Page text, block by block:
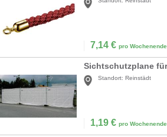
7,14 € pro Wochenende
Standort: Reinstädt
1,19 € pro Wochenende